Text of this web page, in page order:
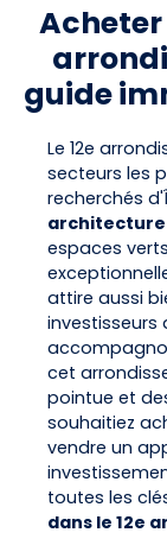
Acheter
guide
Le 12e
secteurs les
recherchés
architecture
espaces
attire aussi
investisseurs
cet
pointue et
souhaitiez
vendre un
toutes les
dans le 12e